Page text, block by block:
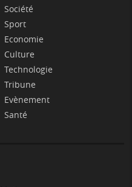
Société
Sport
Economie
Culture
Technologie
Tribune
Evènement
Santé